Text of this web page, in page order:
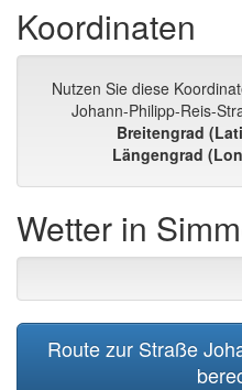
Koordinaten
Nutzen Sie diese
Johann-Philipp-Reis-
Breitengrad
Längengrad
Wetter in
Route zur Straße